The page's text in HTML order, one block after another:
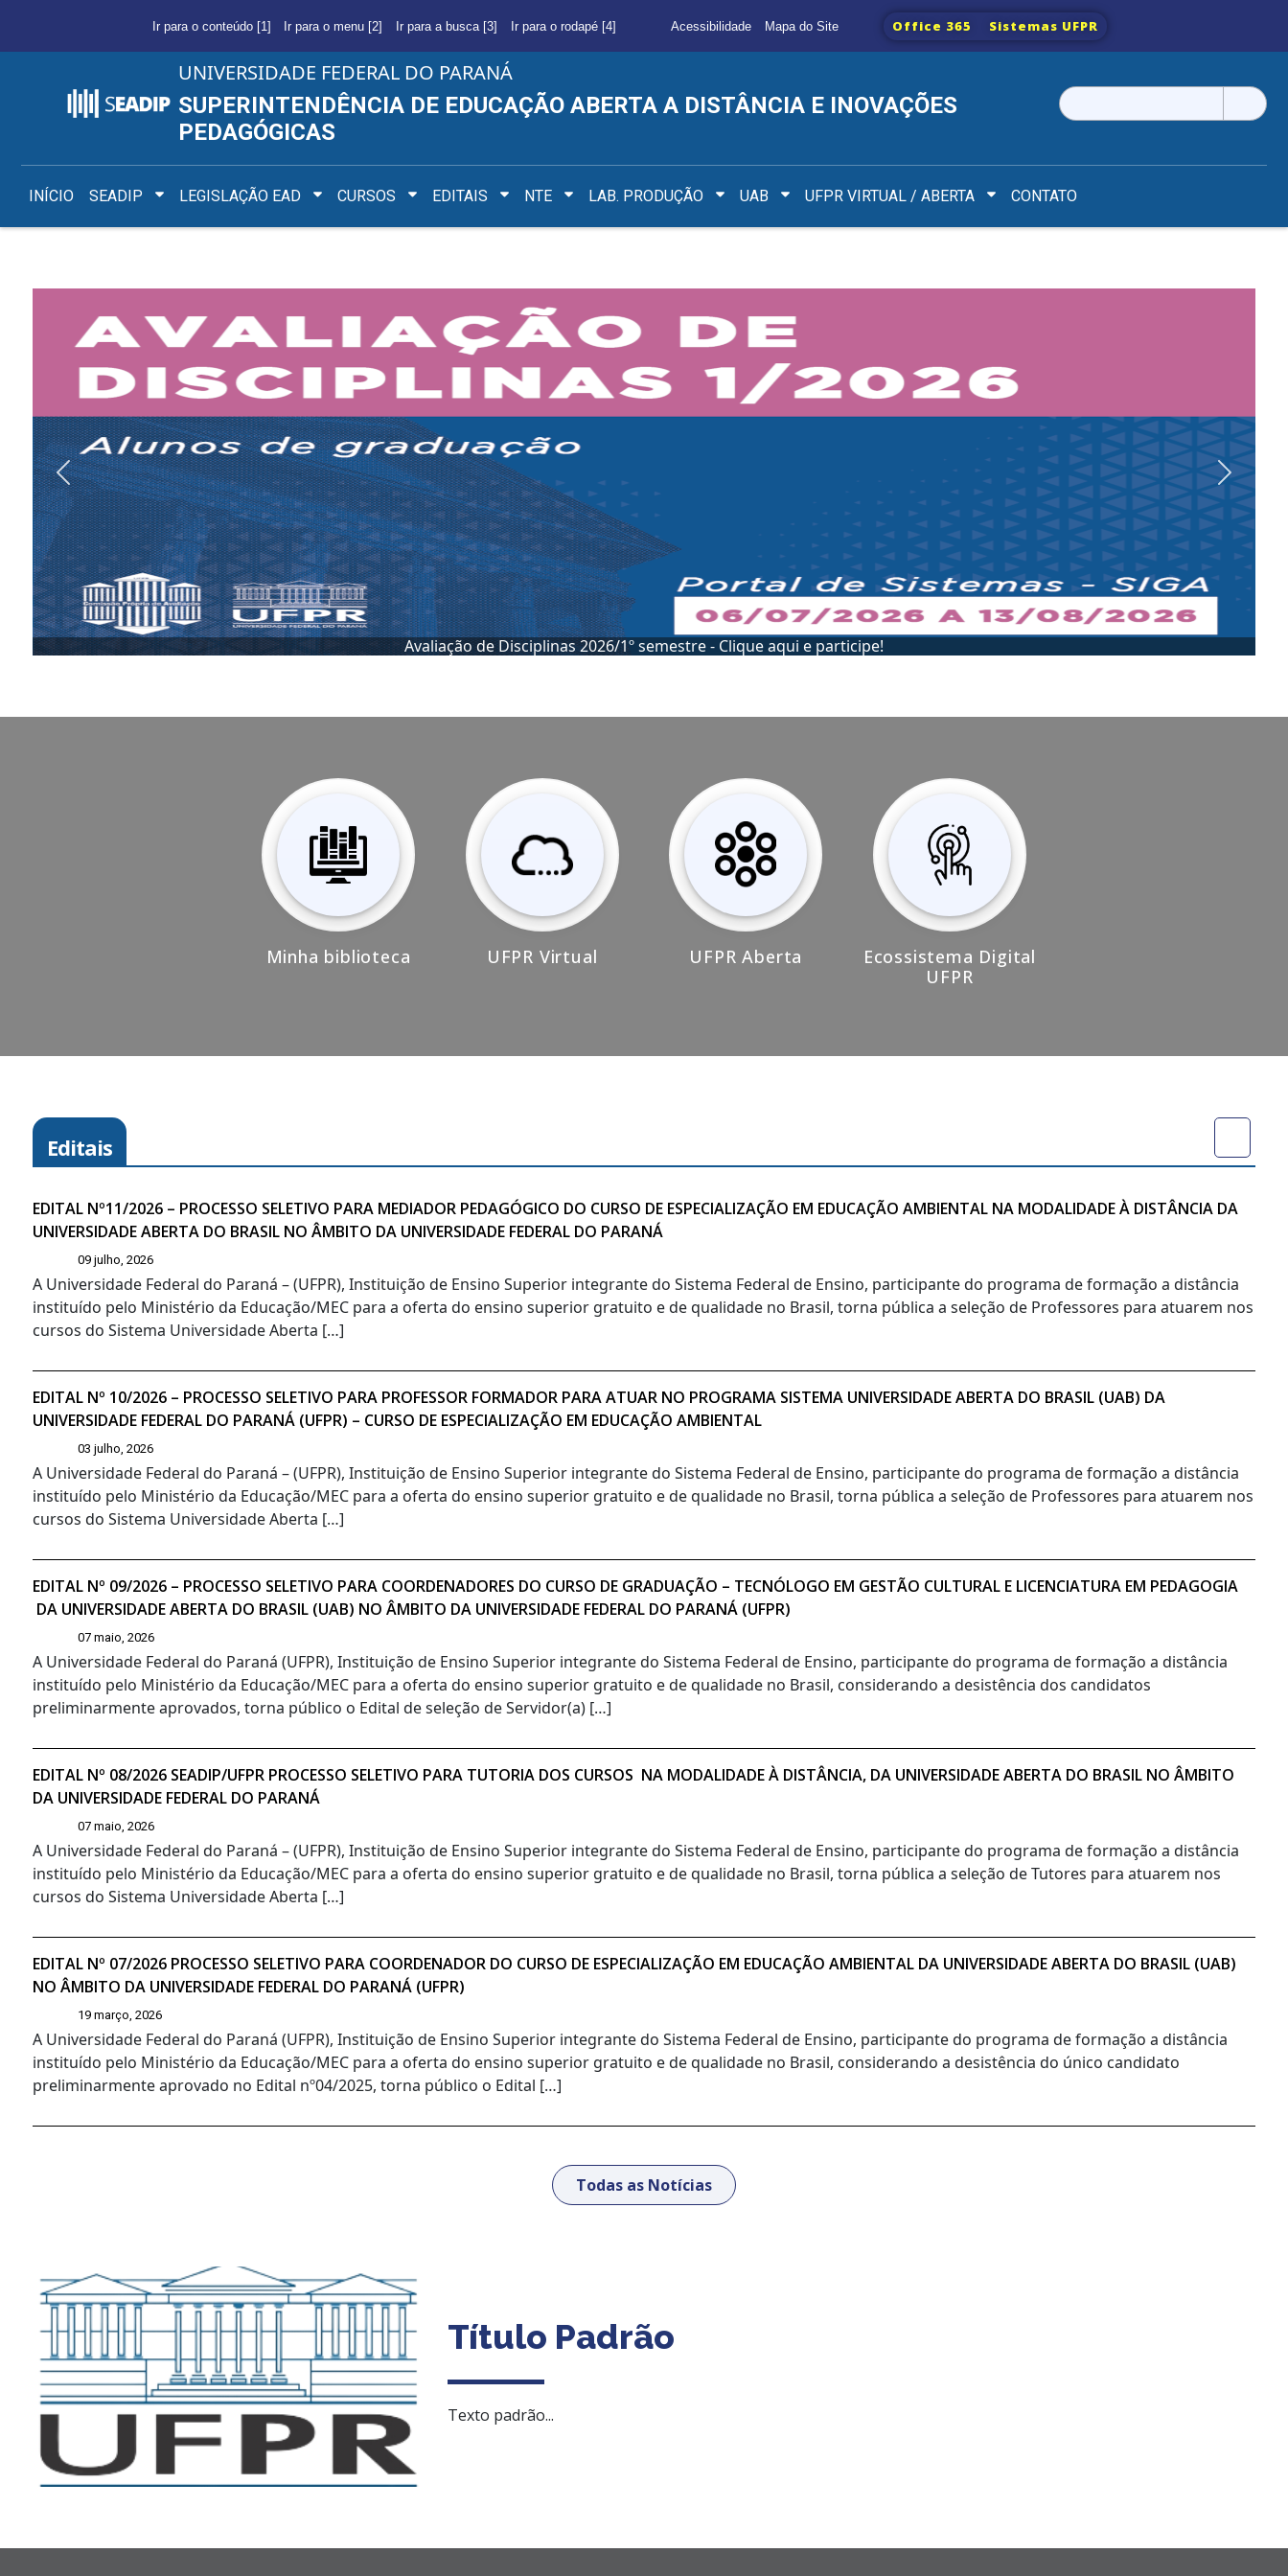
Ir para o conteúdo [1] Ir para o menu [2] Ir para a busca [3] Ir para o rodapé [4] Acessibilidade Mapa do Site Office 365 Sistemas UFPR
UNIVERSIDADE FEDERAL DO PARANÁ
SUPERINTENDÊNCIA DE EDUCAÇÃO ABERTA A DISTÂNCIA E INOVAÇÕES
PEDAGÓGICAS
Pesquisar
por:
INÍCIO SEADIP LEGISLAÇÃO EAD CURSOS EDITAIS NTE LAB. PRODUÇÃO UAB UFPR VIRTUAL / ABERTA CONTATO
Conheça a SEADIP
Previous Next
Minha biblioteca UFPR Virtual UFPR Aberta
Ecossistema Digital
UFPR
Editais
EDITAL Nº11/2026 – PROCESSO SELETIVO PARA MEDIADOR PEDAGÓGICO DO CURSO DE ESPECIALIZAÇÃO EM EDUCAÇÃO AMBIENTAL NA MODALIDADE À DISTÂNCIA DA
UNIVERSIDADE ABERTA DO BRASIL NO ÂMBITO DA UNIVERSIDADE FEDERAL DO PARANÁ
09 julho, 2026
A Universidade Federal do Paraná – (UFPR), Instituição de Ensino Superior integrante do Sistema Federal de Ensino, participante do programa de formação a distância
instituído pelo Ministério da Educação/MEC para a oferta do ensino superior gratuito e de qualidade no Brasil, torna pública a seleção de Professores para atuarem nos
cursos do Sistema Universidade Aberta […]
EDITAL Nº 10/2026 – PROCESSO SELETIVO PARA PROFESSOR FORMADOR PARA ATUAR NO PROGRAMA SISTEMA UNIVERSIDADE ABERTA DO BRASIL (UAB) DA
UNIVERSIDADE FEDERAL DO PARANÁ (UFPR) – CURSO DE ESPECIALIZAÇÃO EM EDUCAÇÃO AMBIENTAL
03 julho, 2026
A Universidade Federal do Paraná – (UFPR), Instituição de Ensino Superior integrante do Sistema Federal de Ensino, participante do programa de formação a distância
instituído pelo Ministério da Educação/MEC para a oferta do ensino superior gratuito e de qualidade no Brasil, torna pública a seleção de Professores para atuarem nos
cursos do Sistema Universidade Aberta […]
EDITAL Nº 09/2026 – PROCESSO SELETIVO PARA COORDENADORES DO CURSO DE GRADUAÇÃO – TECNÓLOGO EM GESTÃO CULTURAL E LICENCIATURA EM PEDAGOGIA
DA UNIVERSIDADE ABERTA DO BRASIL (UAB) NO ÂMBITO DA UNIVERSIDADE FEDERAL DO PARANÁ (UFPR)
07 maio, 2026
A Universidade Federal do Paraná (UFPR), Instituição de Ensino Superior integrante do Sistema Federal de Ensino, participante do programa de formação a distância
instituído pelo Ministério da Educação/MEC para a oferta do ensino superior gratuito e de qualidade no Brasil, considerando a desistência dos candidatos
preliminarmente aprovados, torna público o Edital de seleção de Servidor(a) […]
EDITAL Nº 08/2026 SEADIP/UFPR PROCESSO SELETIVO PARA TUTORIA DOS CURSOS NA MODALIDADE À DISTÂNCIA, DA UNIVERSIDADE ABERTA DO BRASIL NO ÂMBITO
DA UNIVERSIDADE FEDERAL DO PARANÁ
07 maio, 2026
A Universidade Federal do Paraná – (UFPR), Instituição de Ensino Superior integrante do Sistema Federal de Ensino, participante do programa de formação a distância
instituído pelo Ministério da Educação/MEC para a oferta do ensino superior gratuito e de qualidade no Brasil, torna pública a seleção de Tutores para atuarem nos
cursos do Sistema Universidade Aberta […]
EDITAL Nº 07/2026 PROCESSO SELETIVO PARA COORDENADOR DO CURSO DE ESPECIALIZAÇÃO EM EDUCAÇÃO AMBIENTAL DA UNIVERSIDADE ABERTA DO BRASIL (UAB)
NO ÂMBITO DA UNIVERSIDADE FEDERAL DO PARANÁ (UFPR)
19 março, 2026
A Universidade Federal do Paraná (UFPR), Instituição de Ensino Superior integrante do Sistema Federal de Ensino, participante do programa de formação a distância
instituído pelo Ministério da Educação/MEC para a oferta do ensino superior gratuito e de qualidade no Brasil, considerando a desistência do único candidato
preliminarmente aprovado no Edital nº04/2025, torna público o Edital […]
Todas as Notícias
Título Padrão
Texto padrão...